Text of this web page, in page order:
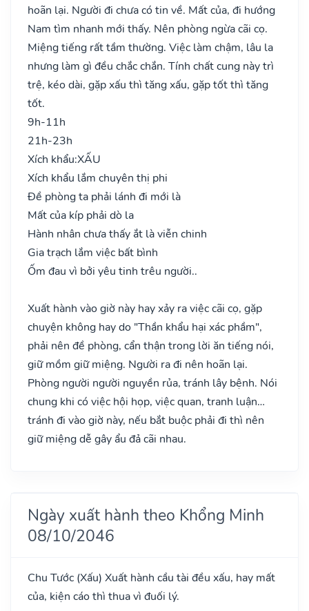
hoãn lại. Người đi chưa có tin về. Mất của, đi hướng
Nam tìm nhanh mới thấy. Nên phòng ngừa cãi cọ.
Miệng tiếng rất tầm thường. Việc làm chậm, lâu la
nhưng làm gì đều chắc chắn. Tính chất cung này trì
trệ, kéo dài, gặp xấu thì tăng xấu, gặp tốt thì tăng
tốt.
9h-11h
21h-23h
Xích khẩu:XẤU
Xích khẩu lắm chuyên thị phi
Đề phòng ta phải lánh đi mới là
Mất của kíp phải dò la
Hành nhân chưa thấy ắt là viễn chinh
Gia trạch lắm việc bất bình
Ốm đau vì bởi yêu tinh trêu người..
Xuất hành vào giờ này hay xảy ra việc cãi cọ, gặp
chuyện không hay do "Thần khẩu hại xác phầm",
phải nên đề phòng, cẩn thận trong lời ăn tiếng nói,
giữ mồm giữ miệng. Người ra đi nên hoãn lại.
Phòng người người nguyền rủa, tránh lây bệnh. Nói
chung khi có việc hội họp, việc quan, tranh luận…
tránh đi vào giờ này, nếu bắt buộc phải đi thì nên
giữ miệng dễ gây ẩu đả cãi nhau.
Ngày xuất hành theo Khổng Minh
08/10/2046
Chu Tước (Xấu) Xuất hành cầu tài đều xấu, hay mất
của, kiện cáo thì thua vì đuối lý.